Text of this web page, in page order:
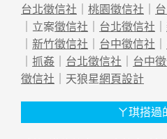
台北徵信社 ｜ 桃園徵信社 ｜
｜立案徵信社 ｜ 台北徵信社 ｜
｜ 新竹徵信社 ｜ 台中徵信社 ｜
｜ 抓姦 ｜ 台北徵信社 ｜ 台中
徵信社 ｜天狼星網頁設計
ㄚ琪搭過